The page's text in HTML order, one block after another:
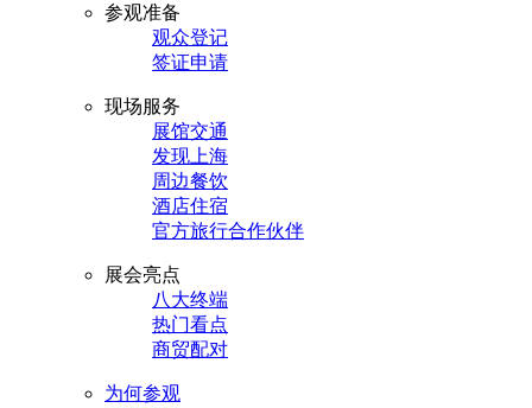
参观准备
观众登记
签证申请
现场服务
展馆交通
发现上海
周边餐饮
酒店住宿
官方旅行合作伙伴
展会亮点
八大终端
热门看点
商贸配对
为何参观